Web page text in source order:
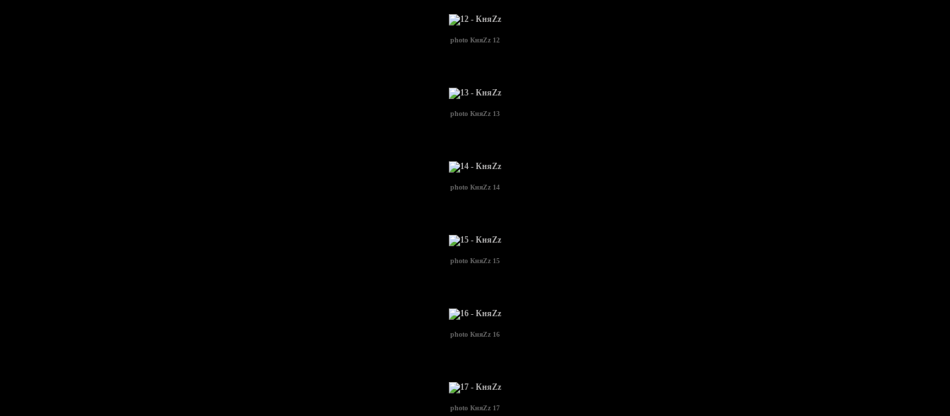
photo КняZz 12
photo КняZz 13
photo КняZz 14
photo КняZz 15
photo КняZz 16
photo КняZz 17